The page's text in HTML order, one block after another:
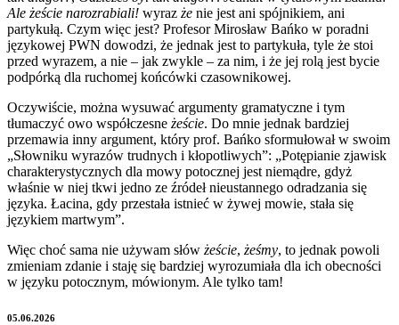
Ale żeście narozrabiali! wyraz że nie jest ani spójnikiem, ani
partykułą. Czym więc jest? Profesor Mirosław Bańko w poradni
językowej PWN dowodzi, że jednak jest to partykuła, tyle że stoi
przed wyrazem, a nie – jak zwykle – za nim, i że jej rolą jest bycie
podpórką dla ruchomej końcówki czasownikowej.
Oczywiście, można wysuwać argumenty gramatyczne i tym
tłumaczyć owo współczesne żeście. Do mnie jednak bardziej
przemawia inny argument, który prof. Bańko sformułował w swoim
„Słowniku wyrazów trudnych i kłopotliwych”: „Potępianie zjawisk
charakterystycznych dla mowy potocznej jest niemądre, gdyż
właśnie w niej tkwi jedno ze źródeł nieustannego odradzania się
języka. Łacina, gdy przestała istnieć w żywej mowie, stała się
językiem martwym”.
Więc choć sama nie używam słów żeście, żeśmy, to jednak powoli
zmieniam zdanie i staję się bardziej wyrozumiała dla ich obecności
w języku potocznym, mówionym. Ale tylko tam!
05.06.2026